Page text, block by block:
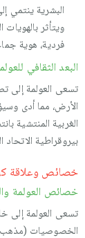
البشرية ينتمي
ويتأثر
فردية، هوية
البعد الثقافي
تسعى العولمة إلى
الأرض، مما أدى
الغربية المنتشية
بيروقراطية الاتحاد
خصائص وعلاقة كل
خصائص العولمة
تسعى العولمة إلى
الخصوصيات (مذهب